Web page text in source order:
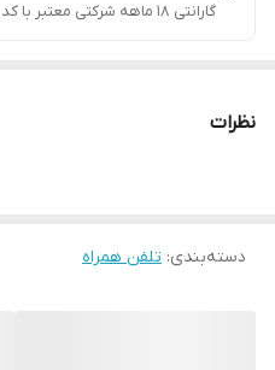
گارانتی ۱۸ ماهه شرکتی معتبر با کد فعال سازی و رجیستری
نظرات
دسته‌بندی: تلفن همراه